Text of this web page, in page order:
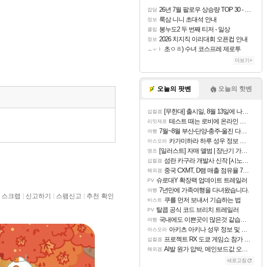
스크랩 신고하기 스팸신고 추천 확인
잡담 26년 7월 팔로우 상승량 TOP 30 - 월간 치지직
정보 룩삼 니니 초대석 안내
클립 봉누도2 두 번째 티저 - 일상
정보 2026 치지직 이리대회 오픈컵 안내
ㅗㅜㅑ 초ㅇㅎ) 수녀 코스프레 제로투
더보기+
오늘의 팟벤 오늘의 핫벤
섭컬겜 [무한대] 출시일, 8월 13일에 나오나
리밋제로 테스트 때는 로비에 온라인 기능이 있는데
여행 7월~8월 부산-단양-충주-울진 다녀왔어요~
아스오라 카가미하라 하루 성우 정보 및 주요 필모
명조 [일러스트] 자매 앨범 | 장난기 가득한 오후의 공원 (리메이크판)
섭컬겜 섬란 카구라 개발사 신작 [시노비 넥서스] 연내 출시 예정
해외겜 중국 CXMT, D램 매출 점유율 7%…글로벌 4위로 부상
PV 슈로대Y 확장팩 업데이트 트레일러
여행 7년만에 가족여행을 다녀왔습니다.
비스트 쿠를 먼저 보내서 기습하는 법
PV 탈콥 공식 코드 브리치 트레일러
여행 국내에도 이쁜곳이 많은것 같습니다
아스오라 아키츠 아키나 성우 정보 및 주요 필모
섭컬겜 프로젝트 RX 도쿄 게임쇼 참가 결정
해외겜 AI발 원가 압박, 메인보드값 오르나
새로고침